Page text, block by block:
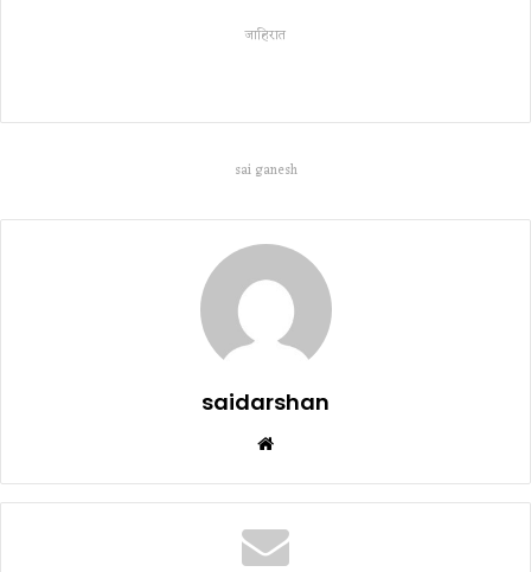
जाहिरात
sai ganesh
saidarshan